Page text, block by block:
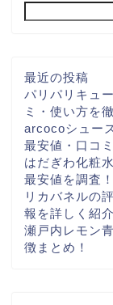
最近の投稿
パリパリキュ
ミ・使い方を
arcocoシュー
最安値・口コ
はだぎわ化粧
最安値を調査！
リカバネルの
報を詳しく紹介
瀬戸内レモン
徴まとめ！